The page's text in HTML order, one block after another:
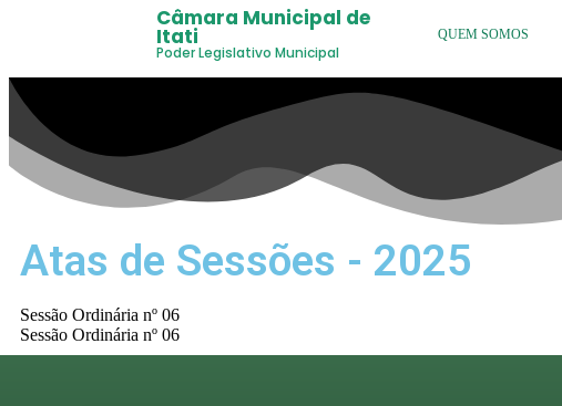
Câmara Municipal de
Itati
Poder Legislativo Municipal
QUEM SOMOS
Atas de Sessões - 2025
Sessão Ordinária nº 06
Sessão Ordinária nº 06